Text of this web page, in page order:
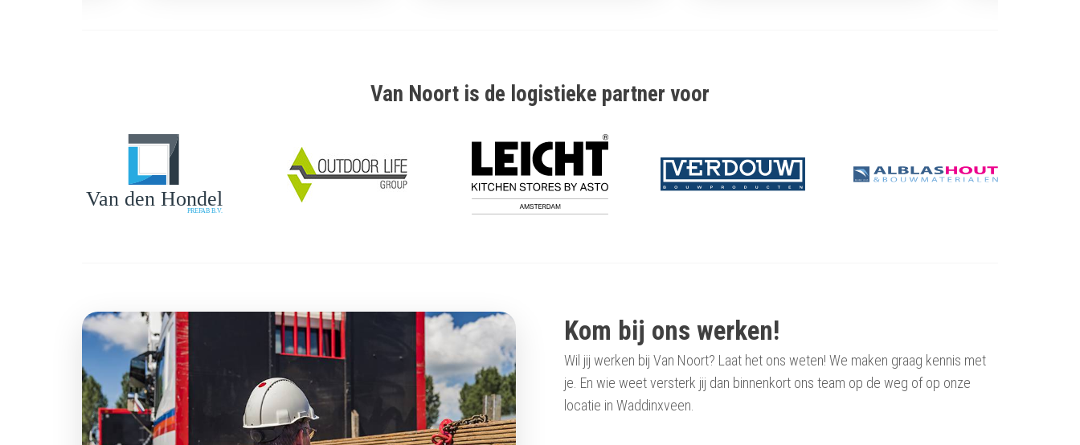
Van Noort is de logistieke partner voor
Kom bij ons werken!
Wil jij werken bij Van Noort? Laat het ons weten! We maken graag kennis met
je. En wie weet versterk jij dan binnenkort ons team op de weg of op onze
locatie in Waddinxveen.